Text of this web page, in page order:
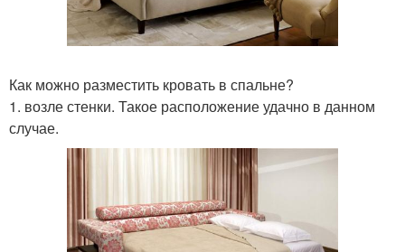
Как можно разместить кровать в спальне?
1. возле стенки. Такое расположение удачно в данном
случае.